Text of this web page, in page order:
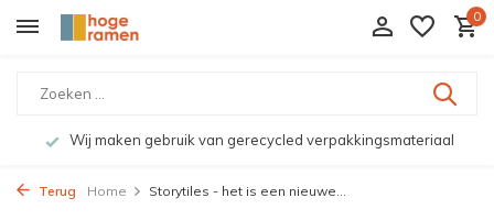
0
Wij maken gebruik van gerecycled verpakkingsmateriaal
Terug Home Storytiles - het is een nieuwe...